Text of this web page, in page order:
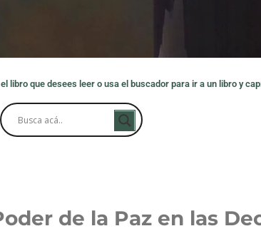
libro que desees leer o usa el buscador para ir a un libro y
de la Paz en las